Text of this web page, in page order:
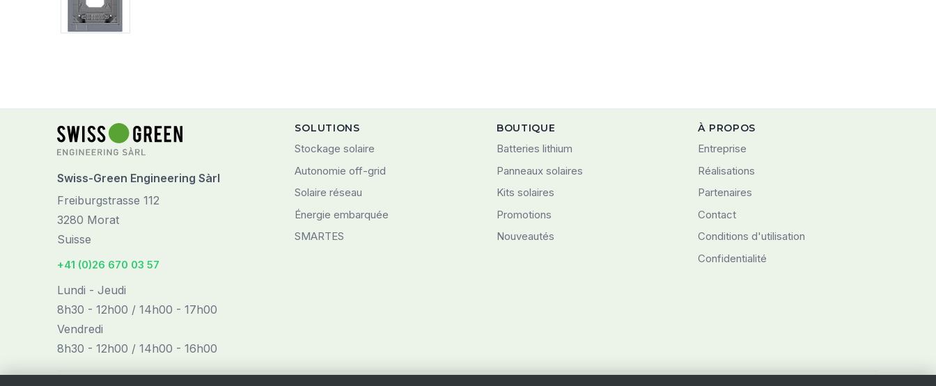
Swiss-Green Engineering Sàrl
Freiburgstrasse 112
3280 Morat
Suisse
+41 (0)26 670 03 57
Lundi - Jeudi
8h30 - 12h00 / 14h00 - 17h00
Vendredi
8h30 - 12h00 / 14h00 - 16h00
SOLUTIONS
Stockage solaire
Autonomie off-grid
Solaire réseau
Énergie embarquée
SMARTES
BOUTIQUE
Batteries lithium
Panneaux solaires
Kits solaires
Promotions
Nouveautés
À PROPOS
Entreprise
Réalisations
Partenaires
Contact
Conditions d'utilisation
Confidentialité